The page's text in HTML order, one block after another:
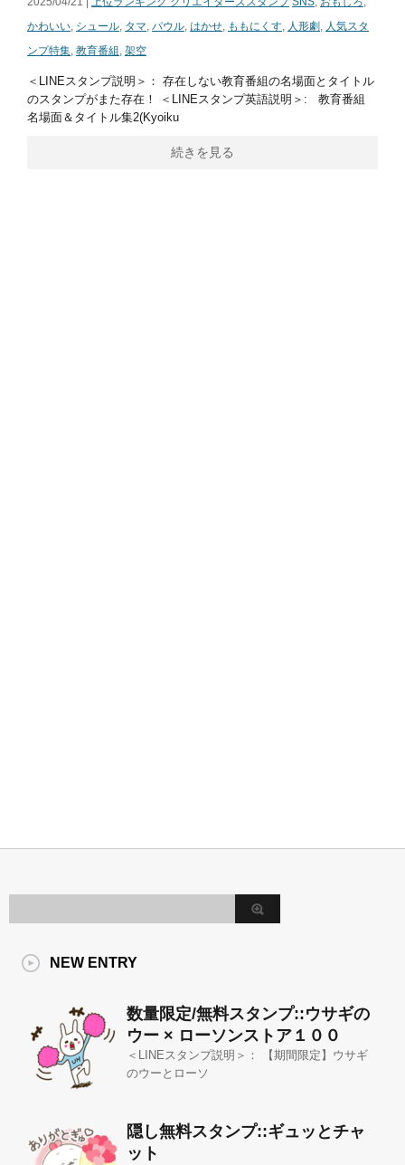
かわいい, シュール, タマ, パウル, はかせ, ももにくす, 人形劇 , 人気スタ
ンプ特集, 教育番組 , 架空
＜LINEスタンプ説明＞： 存在しない教育番組の名場面とタイトル
のスタンプがまた存在！ ＜LINEスタンプ英語説明＞: 教育番組
名場面＆タイトル集2(Kyoiku
続きを見る
NEW ENTRY
数量限定/無料スタンプ::ウサギの
ウー × ローソンストア１００
＜LINEスタンプ説明＞： 【期間限定】ウサギ
のウーとローソ
隠し無料スタンプ::ギュッとチャ
ット